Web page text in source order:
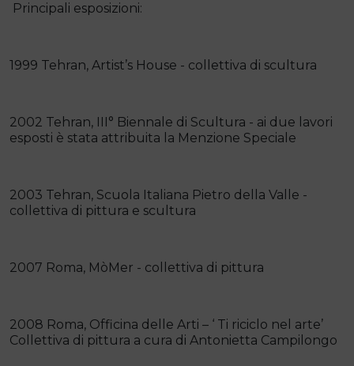
Principali esposizioni:
1999 Tehran, Artist’s House - collettiva di scultura
2002 Tehran, III° Biennale di Scultura - ai due lavori
esposti è stata attribuita la Menzione Speciale
2003 Tehran, Scuola Italiana Pietro della Valle -
collettiva di pittura e scultura
2007 Roma, MòMer - collettiva di pittura
2008 Roma, Officina delle Arti – ‘ Ti riciclo nel arte’
Collettiva di pittura a cura di Antonietta Campilongo